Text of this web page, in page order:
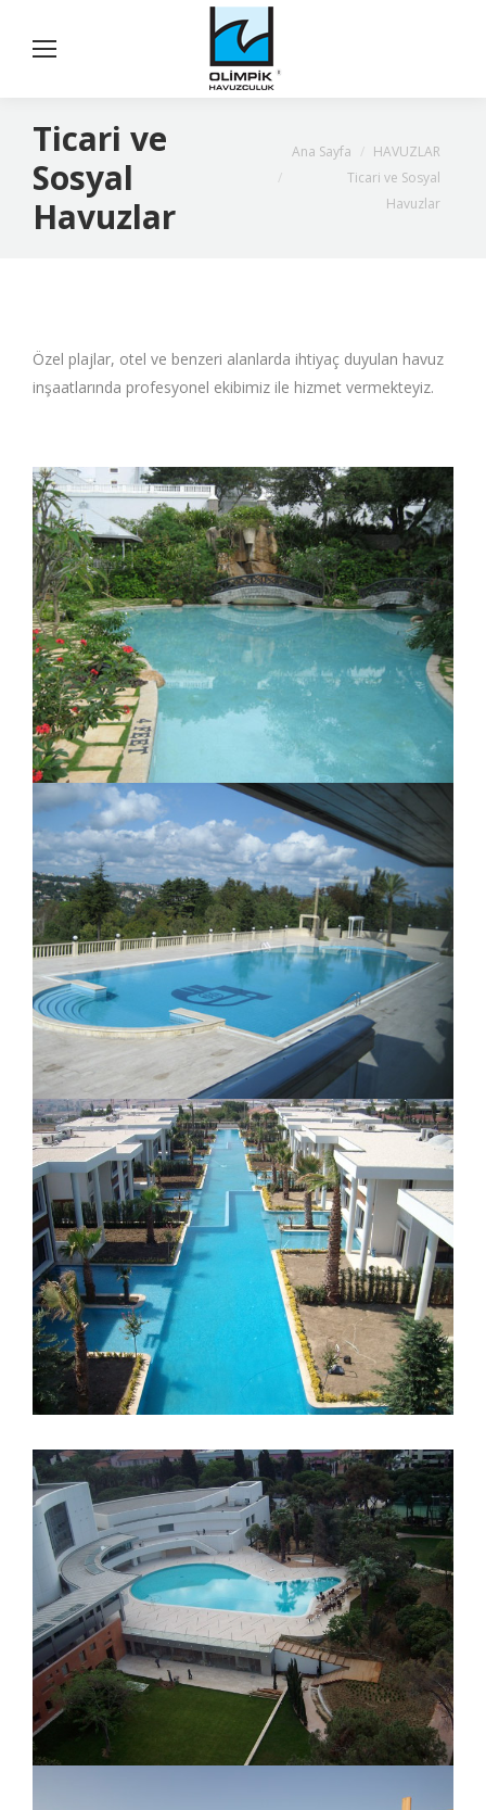
Ticari ve
Sosyal
Havuzlar
You are here:
Ana Sayfa
HAVUZLAR
Ticari ve Sosyal
Havuzlar
Özel plajlar, otel ve benzeri alanlarda ihtiyaç duyulan havuz
inşaatlarında profesyonel ekibimiz ile hizmet vermekteyiz.